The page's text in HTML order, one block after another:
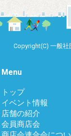
Copyright(C) 一般
Menu
トップ
イベント情報
店舗の紹介
会員商店会